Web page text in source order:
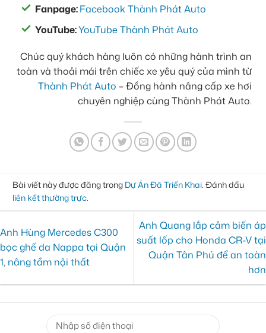
Fanpage:Facebook Thành Phát Auto
YouTube:YouTube Thành Phát Auto
Chúc quý khách hàng luôn có những hành trình an
toàn và thoải mái trên chiếc xe yêu quý của mình từ
Thành Phát Auto – Đồng hành nâng cấp xe hơi
chuyên nghiệp cùng Thành Phát Auto.
Bài viết này được đăng trong Dự Án Đã Triển Khai. Đánh dấu
liên kết thường trực.
Anh Hùng Mercedes C300
bọc ghế da Nappa tại Quận
1, nâng tầm nội thất
Anh Quang lắp cảm biến áp
suất lốp cho Honda CR-V tại
Quận Tân Phú để an toàn
hơn